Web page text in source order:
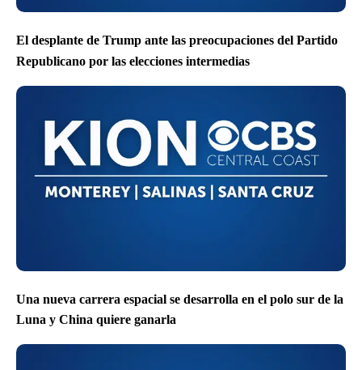
El desplante de Trump ante las preocupaciones del Partido
Republicano por las elecciones intermedias
Una nueva carrera espacial se desarrolla en el polo sur de la
Luna y China quiere ganarla